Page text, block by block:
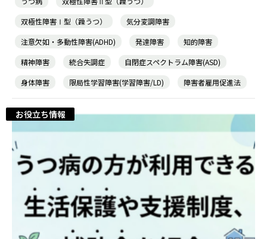
双極性障害Ⅰ型（躁うつ）
気分変調障害
注意欠如・多動性障害(ADHD)
発達障害
知的障害
精神障害
統合失調症
自閉症スペクトラム障害(ASD)
身体障害
限局性学習障害(学習障害/LD) 障害者雇用促進法
お役立ち情報